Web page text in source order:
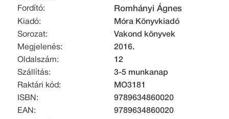
Fordító:
Romhányi Ágnes
Kiadó:
Móra Könyvkiadó
Sorozat:
Vakond könyvek
Megjelenés:
2016.
Oldalszám:
12
Szállítás:
3-5 munkanap
Raktári kód:
MO3181
ISBN:
9789634860020
EAN:
9789634860020